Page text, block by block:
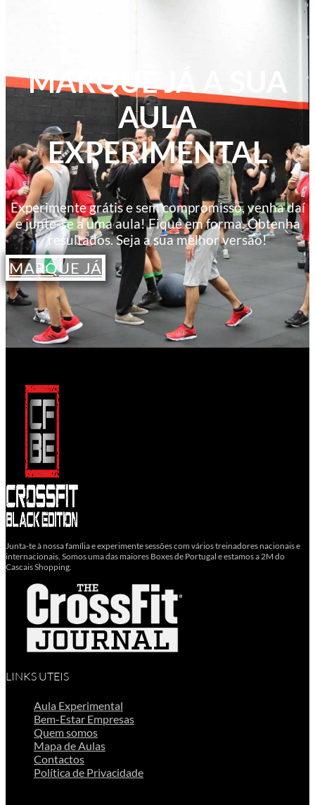
MARQUE JÁ A SUA
AULA
EXPERIMENTAL
Experimente grátis e sem compromisso, venha daí
e junte-se a uma aula! Fique em forma. Obtenha
resultados. Seja a sua melhor versão!
MARQUE JÁ
Junta-te à nossa família e experimente sessões com vários treinadores nacionais e
internacionais. Somos uma das maiores Boxes de Portugal e estamos a 2M do
Cascais Shopping.
LINKS UTEIS
Aula Experimental
Bem-Estar Empresas
Quem somos
Mapa de Aulas
Contactos
Política de Privacidade